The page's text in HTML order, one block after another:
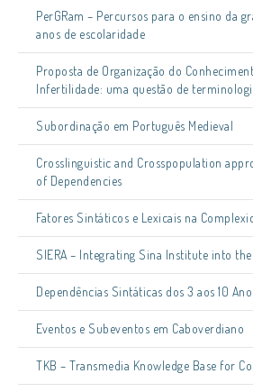
PerGRam – Percursos para o ensino da
anos de escolaridade
Proposta de Organização do
Infertilidade: uma questão de
Subordinação em Português Medieval
Crosslinguistic and Crosspopulation
of Dependencies
Fatores Sintáticos e Lexicais na
SIERA – Integrating Sina Institute into
Dependências Sintáticas dos 3 aos 10
Eventos e Subeventos em Caboverdiano
TKB – Transmedia Knowledge Base for